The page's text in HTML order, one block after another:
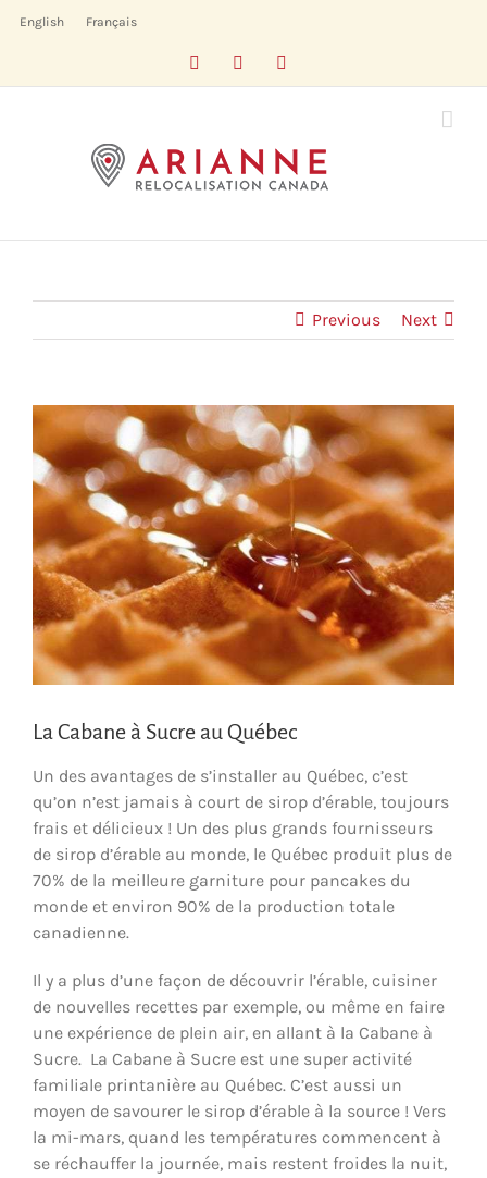
English Français
FacebookLinkedIn
Previous Next
View
Larger
Image
La Cabane à Sucre au Québec
Un des avantages de s’installer au Québec, c’est
qu’on n’est jamais à court de sirop d’érable, toujours
frais et délicieux ! Un des plus grands fournisseurs
de sirop d’érable au monde, le Québec produit plus de
70% de la meilleure garniture pour pancakes du
monde et environ 90% de la production totale
canadienne.
Il y a plus d’une façon de découvrir l’érable, cuisiner
de nouvelles recettes par exemple, ou même en faire
une expérience de plein air, en allant à la Cabane à
Sucre. La Cabane à Sucre est une super activité
familiale printanière au Québec. C’est aussi un
moyen de savourer le sirop d’érable à la source ! Vers
la mi-mars, quand les températures commencent à
se réchauffer la journée, mais restent froides la nuit,